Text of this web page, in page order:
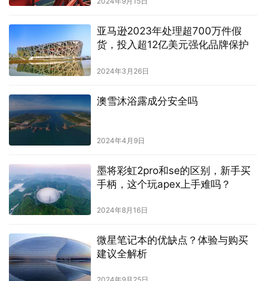
亚马逊2023年处理超700万件假
货，投入超12亿美元强化品牌保护
2024年3月26日
澳雪沐浴露成分安全吗
2024年4月9日
墨将彩虹2pro和se的区别，新手买
手柄，这个玩apex上手难吗？
2024年8月16日
微星笔记本的优缺点？体验与购买
建议全解析